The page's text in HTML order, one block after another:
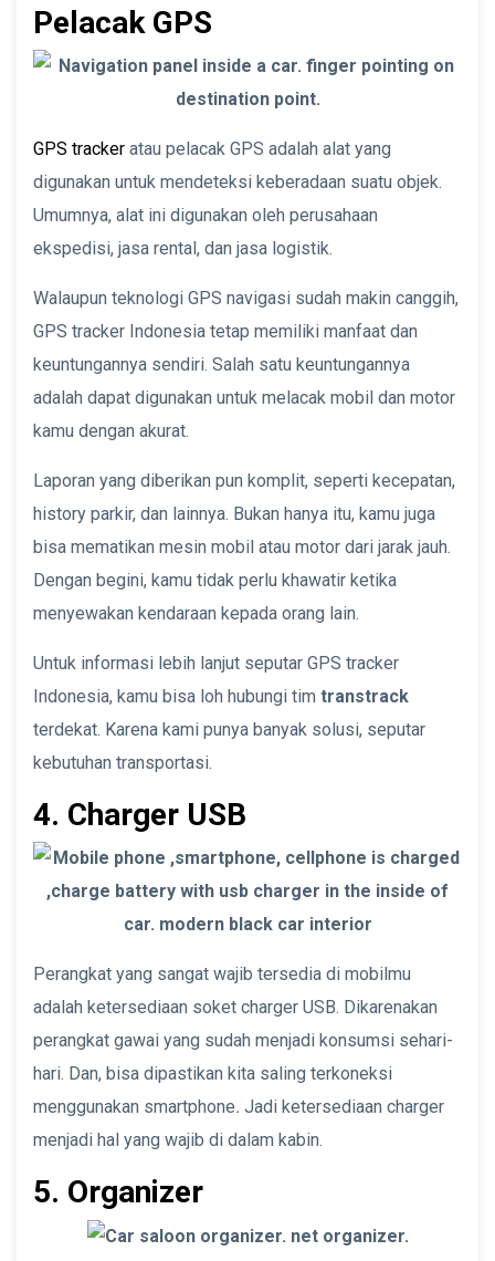
Pelacak GPS
GPS tracker atau pelacak GPS adalah alat yang
digunakan untuk mendeteksi keberadaan suatu objek.
Umumnya, alat ini digunakan oleh perusahaan
ekspedisi, jasa rental, dan jasa logistik.
Walaupun teknologi GPS navigasi sudah makin canggih,
GPS tracker Indonesia tetap memiliki manfaat dan
keuntungannya sendiri. Salah satu keuntungannya
adalah dapat digunakan untuk melacak mobil dan motor
kamu dengan akurat.
Laporan yang diberikan pun komplit, seperti kecepatan,
history parkir, dan lainnya. Bukan hanya itu, kamu juga
bisa mematikan mesin mobil atau motor dari jarak jauh.
Dengan begini, kamu tidak perlu khawatir ketika
menyewakan kendaraan kepada orang lain.
Untuk informasi lebih lanjut seputar GPS tracker
Indonesia, kamu bisa loh hubungi tim transtrack
terdekat. Karena kami punya banyak solusi, seputar
kebutuhan transportasi.
4. Charger USB
Perangkat yang sangat wajib tersedia di mobilmu
adalah ketersediaan soket charger USB. Dikarenakan
perangkat gawai yang sudah menjadi konsumsi sehari-
hari. Dan, bisa dipastikan kita saling terkoneksi
menggunakan smartphone. Jadi ketersediaan charger
menjadi hal yang wajib di dalam kabin.
5. Organizer